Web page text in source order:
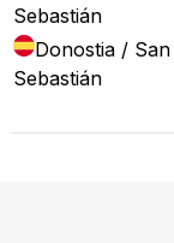
Sebastián
Donostia / San
Sebastián